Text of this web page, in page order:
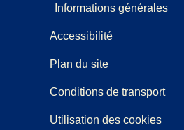
Informations générales
Accessibilité
Plan du site
Conditions de transport
Utilisation des cookies